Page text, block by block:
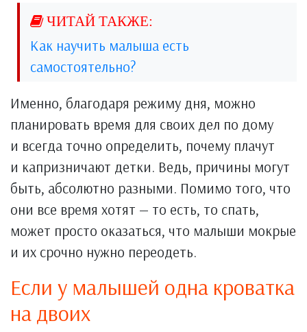
Как научить малыша есть
самостоятельно?
Именно, благодаря режиму дня, можно
планировать время для своих дел по дому
и всегда точно определить, почему плачут
и капризничают детки. Ведь, причины могут
быть, абсолютно разными. Помимо того, что
они все время хотят — то есть, то спать,
может просто оказаться, что малыши мокрые
и их срочно нужно переодеть.
Если у малышей одна кроватка
на двоих